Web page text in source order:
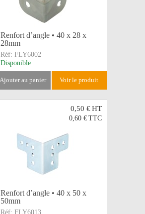
Renfort d’angle • 40 x 28 x
28mm
Réf: FLY6002
Disponible
ajouter au panier voir le produit
0,50 € HT
0,60 € TTC
Renfort d’angle • 40 x 50 x
50mm
Réf: FLY6013